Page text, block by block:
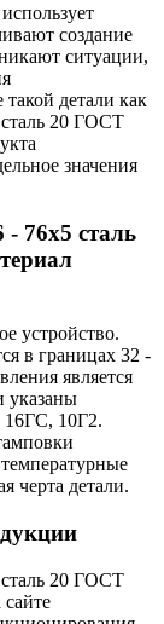
создание
ситуации,
детали как
сталь 20 ГОСТ
значения
- 76х5 сталь
устройство.
в границах 32 -
является
указаны
10Г2.
черта детали.
сталь 20 ГОСТ